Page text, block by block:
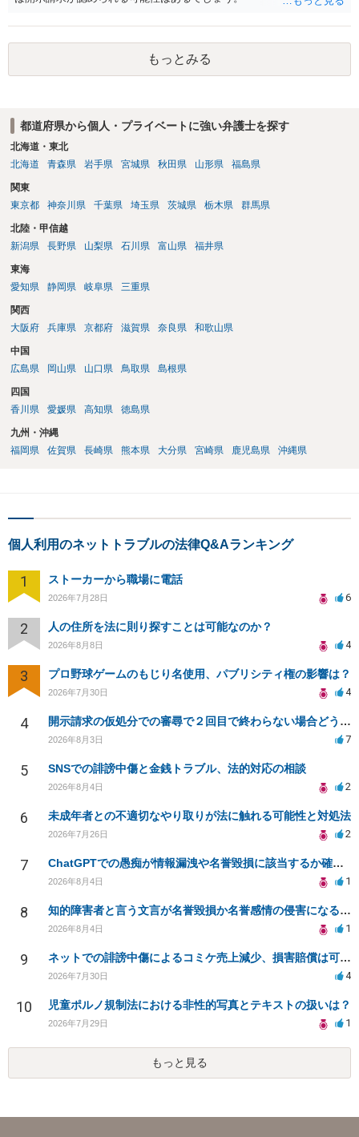
もっとみる
都道府県から個人・プライベートに強い弁護士を探す
北海道・東北
北海道
青森県 岩手県 宮城県 秋田県 山形県 福島県
関東
東京都
神奈川県 千葉県 埼玉県 茨城県 栃木県 群馬県
北陸・甲信越
新潟県
長野県 山梨県 石川県 富山県 福井県
東海
愛知県
静岡県 岐阜県 三重県
関西
大阪府
兵庫県 京都府 滋賀県 奈良県 和歌山県
中国
広島県
岡山県 山口県 鳥取県 島根県
四国
香川県
愛媛県 高知県 徳島県
九州・沖縄
福岡県
佐賀県 長崎県 熊本県 大分県 宮崎県 鹿児島県 沖縄県
個人利用のネットトラブルの法律Q&Aランキング
1 ストーカーから職場に電話
2026年7月28日 6
2 人の住所を法に則り探すことは可能なのか？
2026年8月8日 4
3 プロ野球ゲームのもじり名使用、パブリシティ権の影響は？
2026年7月30日 4
4 開示請求の仮処分での審尋で２回目で終わらない場合どうしたらいいですか
2026年8月3日 7
5 SNSでの誹謗中傷と金銭トラブル、法的対応の相談
2026年8月4日 2
6 未成年者との不適切なやり取りが法に触れる可能性と対処法
2026年7月26日 2
7 ChatGPTでの愚痴が情報漏洩や名誉毀損に該当するか確認したい
2026年8月4日 1
8 知的障害者と言う文言が名誉毀損か名誉感情の侵害になるか教えてほしい。
2026年8月4日 1
9 ネットでの誹謗中傷によるコミケ売上減少、損害賠償は可能か？
2026年7月30日 4
10 児童ポルノ規制法における非性的写真とテキストの扱いは？
2026年7月29日 1
もっと見る